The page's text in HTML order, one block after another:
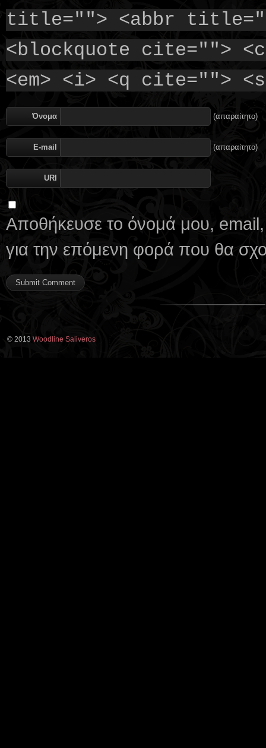
title=""> <abbr
<blockquote cite="">
<em> <i> <q cite="">
Όνομα (απαραίτητο)
E-mail (απαραίτητο)
URI
Αποθήκευσε το όνομά μου, email,
για την επόμενη φορά που θα
© 2013 Woodline Saliveros